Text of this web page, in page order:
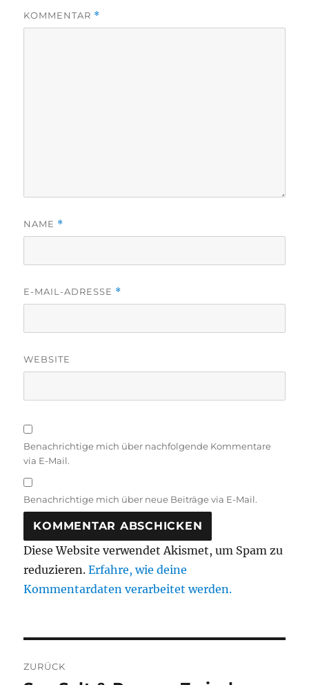
KOMMENTAR *
NAME *
E-MAIL-ADRESSE *
WEBSITE
Benachrichtige mich über nachfolgende Kommentare
via E-Mail.
Benachrichtige mich über neue Beiträge via E-Mail.
Diese Website verwendet Akismet, um Spam zu
reduzieren.Erfahre, wie deine
Kommentardaten verarbeitet werden.
ZURÜCK